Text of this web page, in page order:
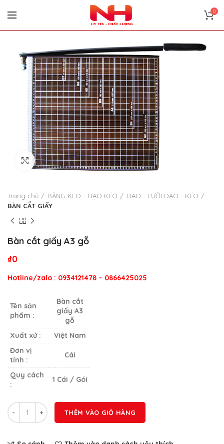
0
Click to enlarge
Trang chủ BĂNG KEO - DAO KÉO
DAO - LƯỠI DAO - KÉO
BÀN CẮT GIẤY
Bàn cắt giấy A3 gỗ
₫0
Hotline/zalo : 0934121478 – 0866425025
Tên sản
phẩm :
Bàn cắt
giấy A3
gỗ
Xuất xứ :
Việt Nam
Đơn vị
tính :
Cái
Quy cách
:
1 Cái / Gói
Số lượng
THÊM VÀO GIỎ HÀNG